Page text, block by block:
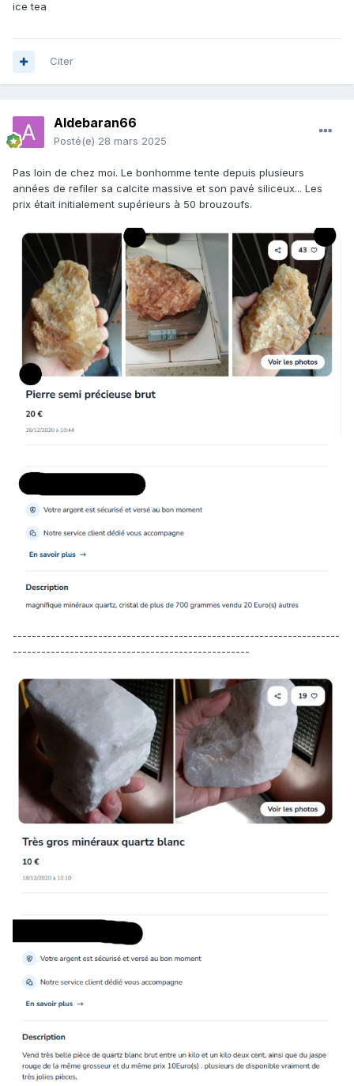
ice tea
Citer
Aldebaran66
Posté(e) 28 mars 2025
Pas loin de chez moi. Le bonhomme tente depuis plusieurs
années de refiler sa calcite massive et son pavé siliceux... Les
prix était initialement supérieurs à 50 brouzoufs.
---------------------------------------------------------------------
--------------------------------------------------